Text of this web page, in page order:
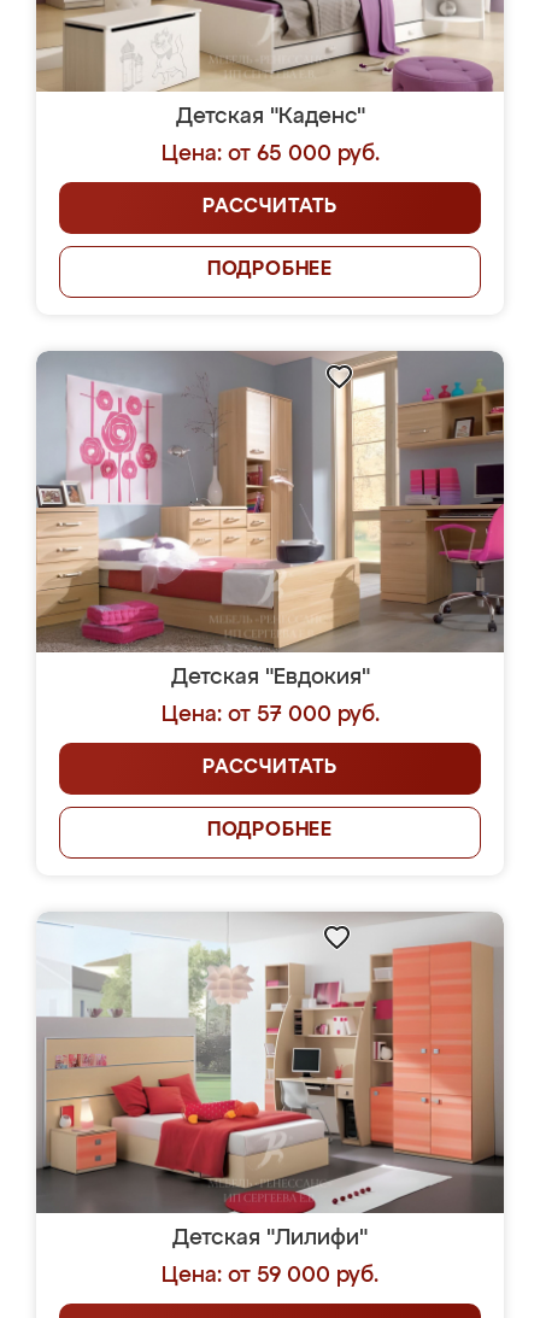
Детская "Каденс"
Цена: от 65 000 руб.
РАССЧИТАТЬ
ПОДРОБНЕЕ
Детская "Евдокия"
Цена: от 57 000 руб.
РАССЧИТАТЬ
ПОДРОБНЕЕ
Детская "Лилифи"
Цена: от 59 000 руб.